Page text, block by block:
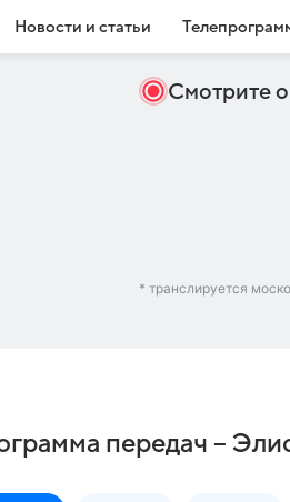
Новости и статьи
Смотрите
* транслируется
передач –